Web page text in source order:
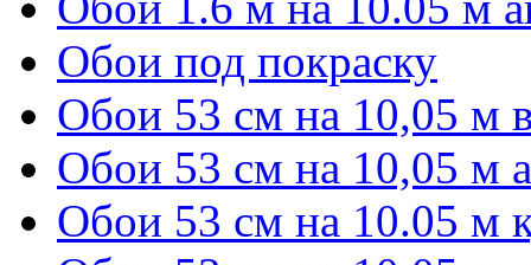
Обои под покраску
Обои 53 см на 10,05 м
Обои 53 см на 10,05 м
Обои 53 см на 10.05 м